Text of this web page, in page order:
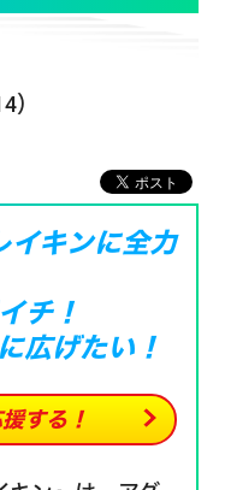
イキンに全力
チ！
広げたい！
する！
ン』は、アグ